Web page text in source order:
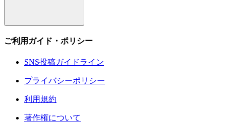
ご利用ガイド・ポリシー
SNS投稿ガイドライン
プライバシーポリシー
利用規約
著作権について